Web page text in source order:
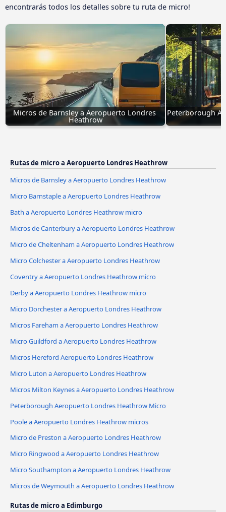
encontrarás todos los detalles sobre tu ruta de micro!
Micros de Barnsley a Aeropuerto Londres
Heathrow
Peterborough
Rutas de micro a Aeropuerto Londres Heathrow
Micros de Barnsley a Aeropuerto Londres Heathrow
Micro Barnstaple a Aeropuerto Londres Heathrow
Bath a Aeropuerto Londres Heathrow micro
Micros de Canterbury a Aeropuerto Londres Heathrow
Micro de Cheltenham a Aeropuerto Londres Heathrow
Micro Colchester a Aeropuerto Londres Heathrow
Coventry a Aeropuerto Londres Heathrow micro
Derby a Aeropuerto Londres Heathrow micro
Micro Dorchester a Aeropuerto Londres Heathrow
Micros Fareham a Aeropuerto Londres Heathrow
Micro Guildford a Aeropuerto Londres Heathrow
Micros Hereford Aeropuerto Londres Heathrow
Micro Luton a Aeropuerto Londres Heathrow
Micros Milton Keynes a Aeropuerto Londres Heathrow
Peterborough Aeropuerto Londres Heathrow Micro
Poole a Aeropuerto Londres Heathrow micros
Micro de Preston a Aeropuerto Londres Heathrow
Micro Ringwood a Aeropuerto Londres Heathrow
Micro Southampton a Aeropuerto Londres Heathrow
Micros de Weymouth a Aeropuerto Londres Heathrow
Rutas de micro a Edimburgo